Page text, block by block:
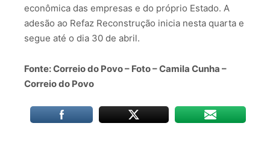
econômica das empresas e do próprio Estado. A
adesão ao Refaz Reconstrução inicia nesta quarta e
segue até o dia 30 de abril.
Fonte: Correio do Povo – Foto – Camila Cunha –
Correio do Povo